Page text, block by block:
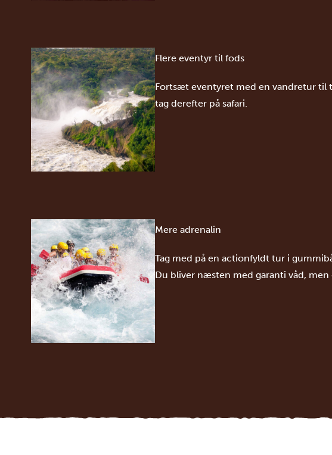
Flere eventyr til fods
Fortsæt eventyret med en vandretur til
tag derefter på safari.
Mere adrenalin
Tag med på en actionfyldt tur i
Du bliver næsten med garanti våd,